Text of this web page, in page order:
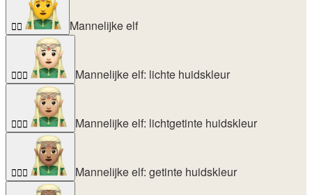
🧝‍♂️ Mannelijke elf
🧝🏻‍♂️ Mannelijke elf: lichte huidskleur
🧝🏼‍♂️ Mannelijke elf: lichtgetinte huidskleur
🧝🏽‍♂️ Mannelijke elf: getinte huidskleur